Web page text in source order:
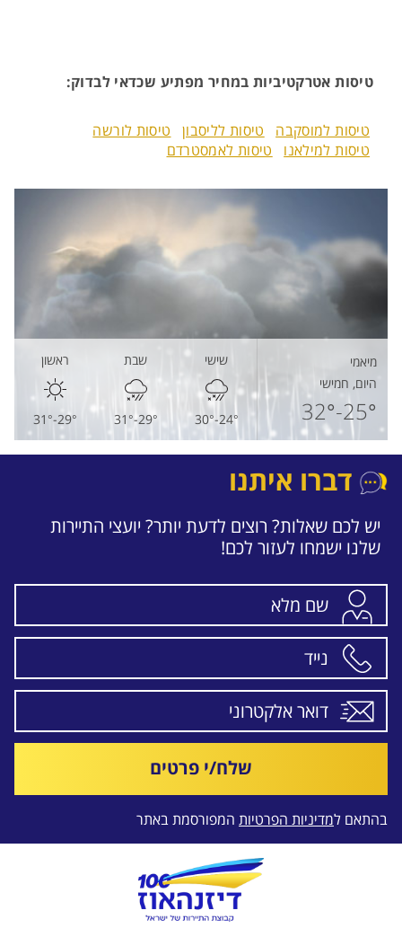
טיסות אטרקטיביות במחיר מפתיע שכדאי לבדוק:
טיסות למוסקבה טיסות לליסבון
טיסות לורשה
טיסות למילאנו
טיסות לאמסטרדם
מיאמי
היום, חמישי
25°-32°
שישי
24°-30°
שבת
29°-31°
ראשון
29°-31°
דברו איתנו
יש לכם שאלות? רוצים לדעת יותר? יועצי התיירות
שלנו ישמחו לעזור לכם!
שלח/י פרטים
בהתאם למדיניות הפרטיות המפורסמת באתר